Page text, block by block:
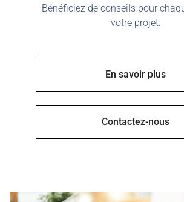
Bénéficiez de conseils pour
votre projet.
En savoir plus
Contactez-nous